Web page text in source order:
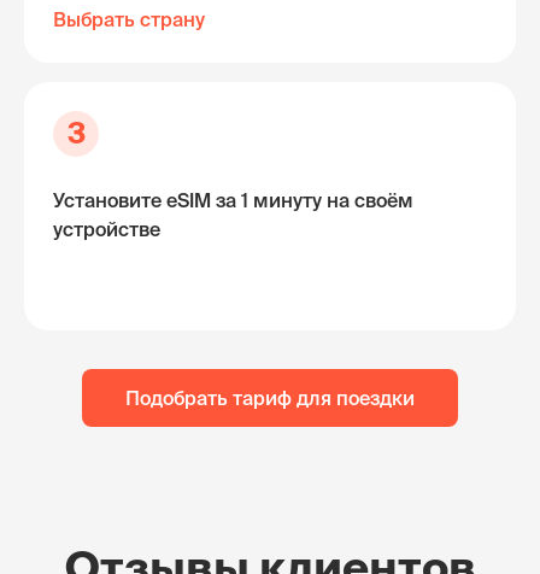
Выбрать страну
3
Установите eSIM за 1 минуту на своём
устройстве
Подобрать тариф для поездки